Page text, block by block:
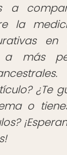
a
la
en
a más
¿Te
o